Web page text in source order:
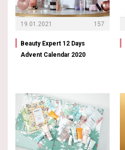
19.01.2021 157
Beauty Expert 12 Days
Advent Calendar 2020